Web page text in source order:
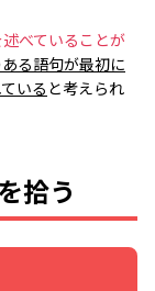
べていることが
る語句が最初に
いる と考えられ
拾う